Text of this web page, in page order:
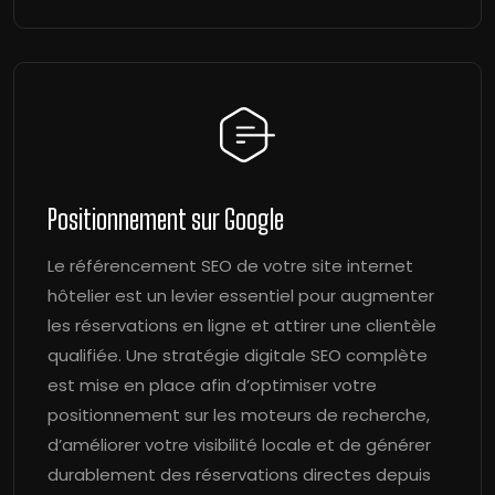
Positionnement sur Google
Le référencement SEO de votre site internet
hôtelier est un levier essentiel pour augmenter
les réservations en ligne et attirer une clientèle
qualifiée. Une stratégie digitale SEO complète
est mise en place afin d’optimiser votre
positionnement sur les moteurs de recherche,
d’améliorer votre visibilité locale et de générer
durablement des réservations directes depuis